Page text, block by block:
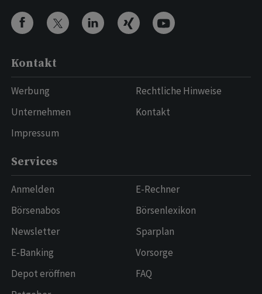
Kontakt
Werbung
Unternehmen
Impressum
Rechtliche Hinweise
Kontakt
Services
Anmelden
Börsenabos
Newsletter
E-Banking
Depot eröffnen
E-Rechner
Börsenlexikon
Sparplan
Vorsorge
FAQ